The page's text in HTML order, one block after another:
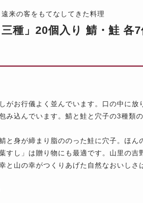
来の客をもてなしてきた料理
種」20個入り 鯖・鮭 各
がお行儀よく並んでいます。口の中に放
み込んでいます。鯖と鮭と穴子の3種類
と身が締まり脂ののった鮭に穴子。ほん
すし」は贈り物にも最適です。山里の吉
と山の幸がつくりあげた自然なおいしさ